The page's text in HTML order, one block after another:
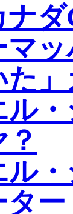
ナ
マ
た
ル
ル
ー